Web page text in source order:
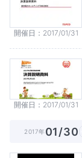
開催日 2017/01/31
開催日 2017/01/31
2017年01/30